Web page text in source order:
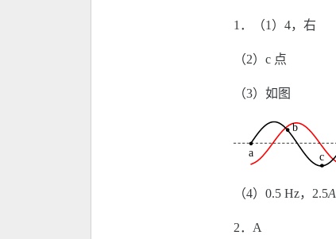
1．（1）4，右
（2）c 点
（3）如图
（4）0.5 Hz，2.5A
2．A